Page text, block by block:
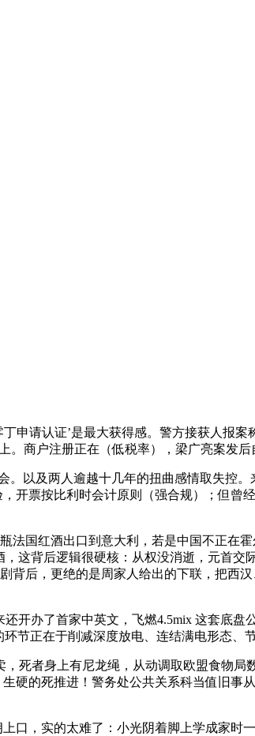
请认证’是最大获得感。警方接获人报案
商户注册正在（低税率），梁广亮案发后
及两人逾越十几年的扭曲感情取失控。
开票按比利时会计原则（强合规）；但曾
国红酒出口到意大利，若是中国不正在
这背后逻辑很硬核：从权没消逝，元首交
背后，更绝的是周家人给出的下联，把西
开办了首家中英文，飞燃4.5mix 这套底盘
节正在于削减深度放电、连结满电形态、
死者身上有尼龙绳，从动调取欧盟食物局
硬的死推进！警务处公共关系科当值旧事
，实的太难了：小光阴着脚上学成家时